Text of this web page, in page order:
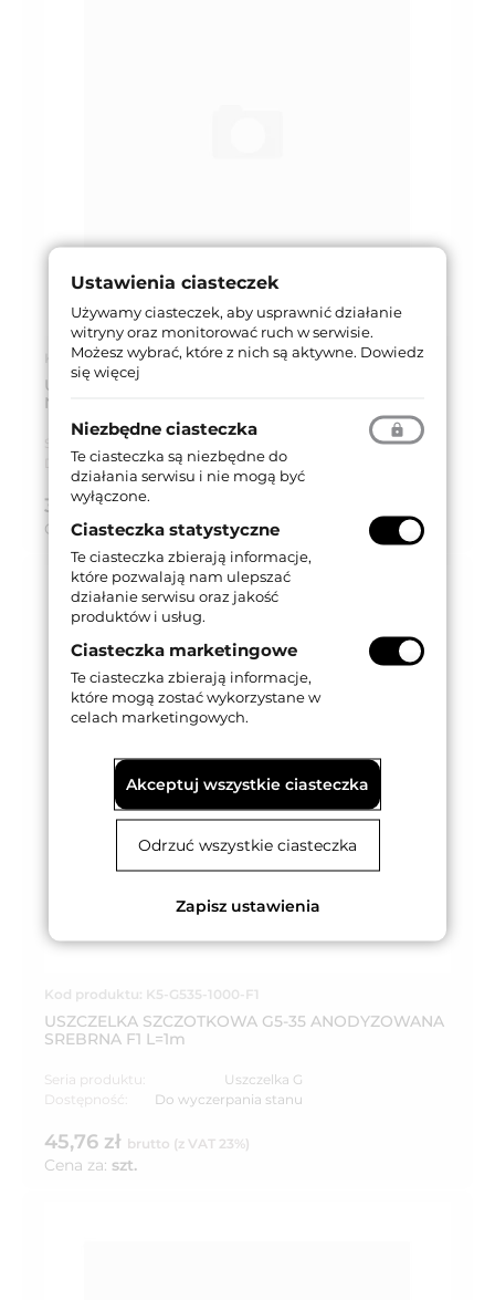
Kod produktu: K5-G535-1000-AN
USZCZELKA SZCZOTKOWA G5-35 ALUMINIUM
NATURALNE L=1m
Seria produktu:
Dostępność:
Dostępny
35,14 zł
Cena za:szt.
Kod produktu: K5-G535-1000-F1
USZCZELKA SZCZOTKOWA G5-35 ANODYZOWANA
SREBRNA F1 L=1m
Seria produktu:
Uszczelka G
Dostępność:
Do wyczerpania stanu
45,76 zł brutto (z VAT 23%)
Cena za: szt.
Ustawienia ciasteczek
Używamy ciasteczek, aby usprawnić działanie
witryny oraz monitorować ruch w serwisie.
Możesz wybrać, które z nich są aktywne. Dowiedz
się więcej
Niezbędne ciasteczka
Te ciasteczka są niezbędne do
działania serwisu i nie mogą być
wyłączone.
Ciasteczka statystyczne
Te ciasteczka zbierają informacje,
które pozwalają nam ulepszać
działanie serwisu oraz jakość
produktów i usług.
Ciasteczka marketingowe
Te ciasteczka zbierają informacje,
które mogą zostać wykorzystane w
celach marketingowych.
Akceptuj wszystkie ciasteczka
Odrzuć wszystkie ciasteczka
Zapisz ustawienia